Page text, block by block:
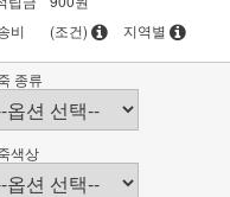
비
(조건) 지역별
종류
색상